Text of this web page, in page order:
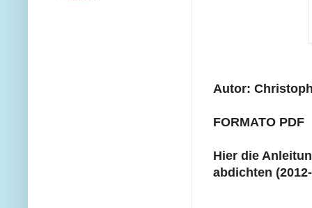
Autor:
FORMATO PDF
Hier die
abdichten